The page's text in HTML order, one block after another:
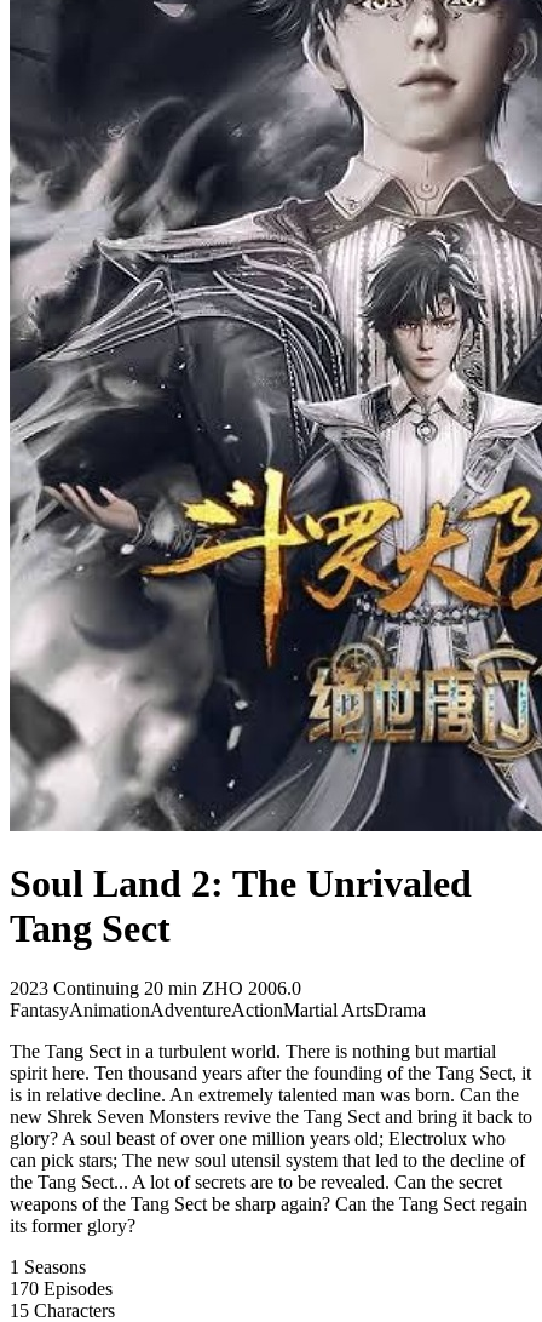
Soul Land 2: The Unrivaled
Tang Sect
2023 Continuing 20 min ZHO 2006.0
FantasyAnimationAdventureActionMartial ArtsDrama
The Tang Sect in a turbulent world. There is nothing but martial
spirit here. Ten thousand years after the founding of the Tang Sect, it
is in relative decline. An extremely talented man was born. Can the
new Shrek Seven Monsters revive the Tang Sect and bring it back to
glory? A soul beast of over one million years old; Electrolux who
can pick stars; The new soul utensil system that led to the decline of
the Tang Sect... A lot of secrets are to be revealed. Can the secret
weapons of the Tang Sect be sharp again? Can the Tang Sect regain
its former glory?
1 Seasons
170 Episodes
15 Characters